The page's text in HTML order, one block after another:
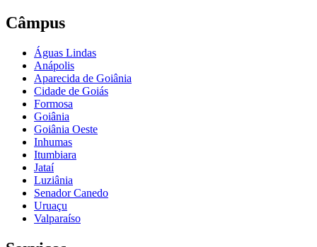
Câmpus
Águas Lindas
Anápolis
Aparecida de Goiânia
Cidade de Goiás
Formosa
Goiânia
Goiânia Oeste
Inhumas
Itumbiara
Jataí
Luziânia
Senador Canedo
Uruaçu
Valparaíso